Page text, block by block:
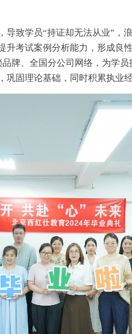
导致学员“持证却无法从业”，
考试案例分析能力，形成良性
品牌、全国分公司网络，为学
固理论基础，同时积累执业